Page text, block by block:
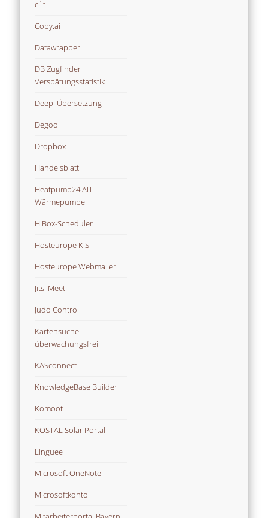
c´t
Copy.ai
Datawrapper
DB Zugfinder
Verspätungsstatistik
Deepl Übersetzung
Degoo
Dropbox
Handelsblatt
Heatpump24 AIT
Wärmepumpe
HiBox-Scheduler
Hosteurope KIS
Hosteurope Webmailer
Jitsi Meet
Judo Control
Kartensuche
überwachungsfrei
KASconnect
KnowledgeBase Builder
Komoot
KOSTAL Solar Portal
Linguee
Microsoft OneNote
Microsoftkonto